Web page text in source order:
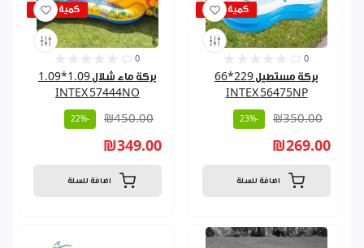
كمية قليلة
0
بركة ماء شلال 1.09*1.09
INTEX 57444NO
₪450.00
-22%
₪349.00
اضافة للسلة
كمية قليلة
0
بركة مستطيل 229*66
INTEX 56475NP
₪350.00
-23%
₪269.00
اضافة للسلة